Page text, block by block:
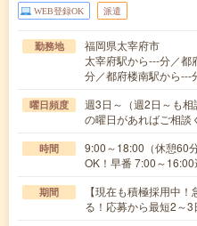
WEB登録OK 派遣
勤務地
福岡県太宰府市
太宰府駅から---分／都
分／都府楼南駅から---
曜日頻度
週3日～（週2日～も
の曜日があればご相談
時間
9:00～18:00（休憩60
OK！早番 7:00～
期間
【現在も積極採用中
る！応募から最短2～3